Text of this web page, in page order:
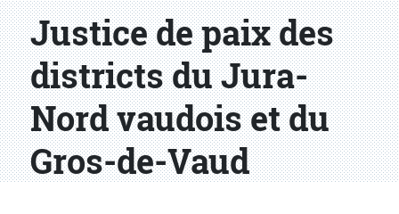
Justice de paix des
districts du Jura-
Nord vaudois et du
Gros-de-Vaud